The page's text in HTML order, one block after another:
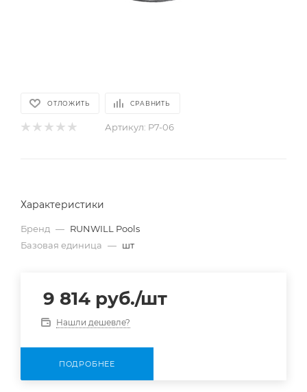
ОТЛОЖИТЬ СРАВНИТЬ
Артикул: P7-06
Характеристики
Бренд — RUNWILL Pools
Базовая единица — шт
9 814 руб./шт
Нашли дешевле?
ПОДРОБНЕЕ